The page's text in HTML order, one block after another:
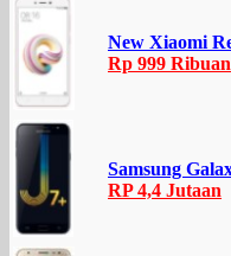
New Xiaomi
Rp 999 Ribuan
Samsung
RP 4,4 Jutaan